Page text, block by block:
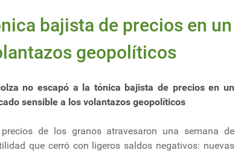
bajista de precios en un
geopolíticos
no escapó a la tónica bajista de precios en un
sensible a los volantazos geopolíticos
de los granos atravesaron una semana de
que cerró con ligeros saldos negativos: nuevas